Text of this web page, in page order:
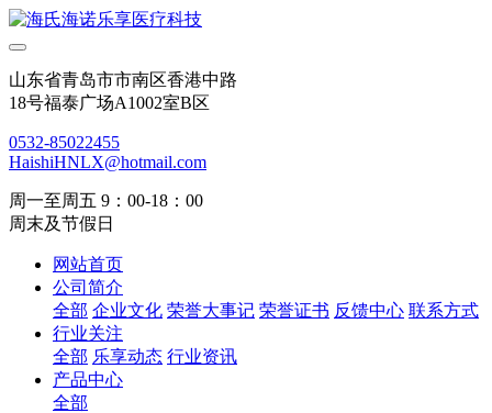
山东省青岛市市南区香港中路
18号福泰广场A1002室B区
0532-85022455
HaishiHNLX@hotmail.com
周一至周五 9：00-18：00
周末及节假日
网站首页
公司简介
全部 企业文化 荣誉大事记 荣誉证书 反馈中心 联系方式
行业关注
全部 乐享动态 行业资讯
产品中心
全部